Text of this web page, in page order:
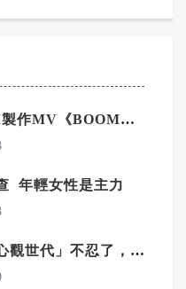
文化廣告超強 AI製作MV《BOOM&SHINE》登場！
年輕女性是主力
口罩戴三年！「心觀世代」不忍了，文化廣告號召IG濾鏡脫口罩